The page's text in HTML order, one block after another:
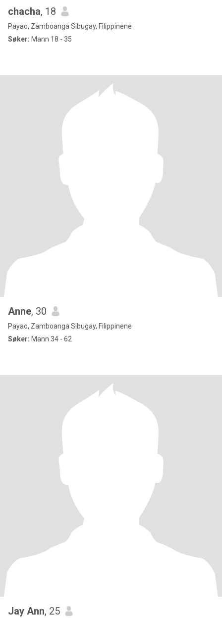
chacha, 18
Payao, Zamboanga Sibugay, Filippinene
Søker: Mann 18 - 35
Anne, 30
Payao, Zamboanga Sibugay, Filippinene
Søker: Mann 34 - 62
Jay Ann, 25